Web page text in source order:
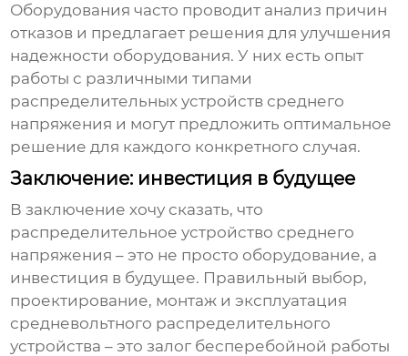
Оборудования часто проводит анализ причин
отказов и предлагает решения для улучшения
надежности оборудования. У них есть опыт
работы с различными типами
распределительных устройств среднего
напряжения и могут предложить оптимальное
решение для каждого конкретного случая.
Заключение: инвестиция в будущее
В заключение хочу сказать, что
распределительное устройство среднего
напряжения – это не просто оборудование, а
инвестиция в будущее. Правильный выбор,
проектирование, монтаж и эксплуатация
средневольтного распределительного
устройства – это залог бесперебойной работы